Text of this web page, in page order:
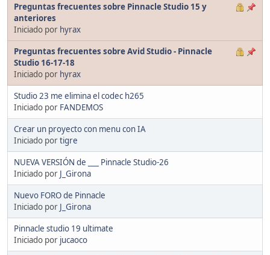
Preguntas frecuentes sobre Pinnacle Studio 15 y
anteriores
Iniciado por hyrax
Preguntas frecuentes sobre Avid Studio - Pinnacle
Studio 16-17-18
Iniciado por hyrax
Studio 23 me elimina el codec h265
Iniciado por FANDEMOS
Crear un proyecto con menu con IA
Iniciado portigre
NUEVA VERSIÓN de ___ Pinnacle Studio-26
Iniciado por J_Girona
Nuevo FORO de Pinnacle
Iniciado por J_Girona
Pinnacle studio 19 ultimate
Iniciado por jucaoco